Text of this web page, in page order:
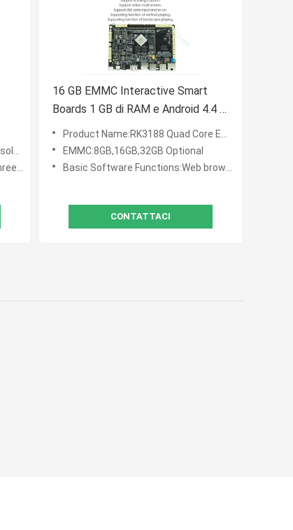
16 GB EMMC Interactive Smart
Boards 1 GB di RAM e Android 4.4 o
superiore
Product Name:RK3188 Quad Core Embedded Linux Board with 1GB DDR3 and 16GB Memory for Display
EMMC:8GB,16GB,32GB Optional
Basic Software Functions:Web browsing, web chat, e-mail, e-books, and resource managers
CONTATTACI